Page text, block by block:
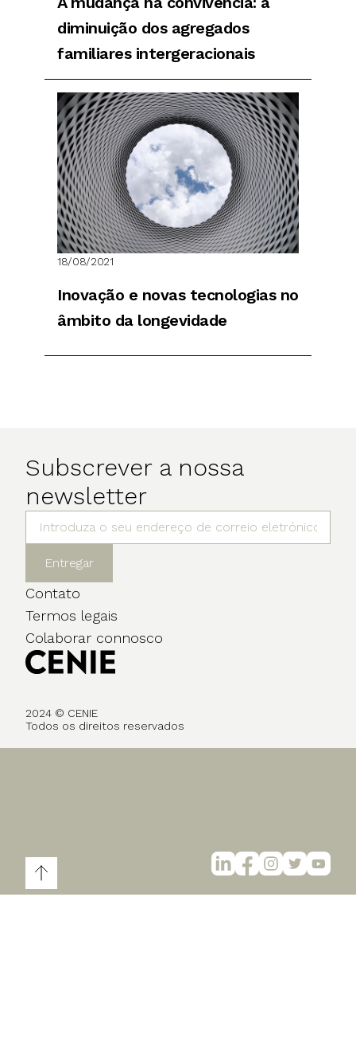
diminuição dos agregados
familiares intergeracionais
18/08/2021
Inovação e novas tecnologias no
âmbito da longevidade
Subscrever a nossa
newsletter
Entregar
Contato
Termos legais
Colaborar connosco
2024 © CENIE
Todos os direitos reservados